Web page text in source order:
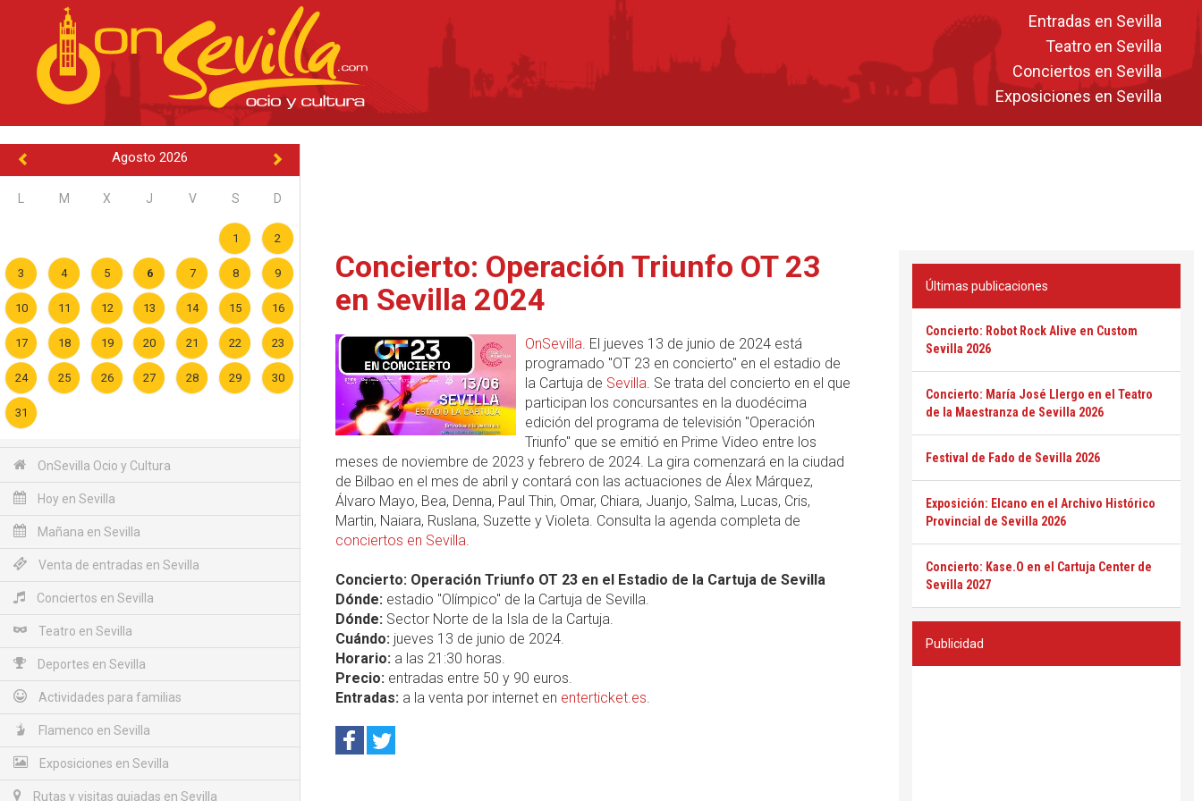
Entradas en Sevilla
Teatro en Sevilla
Conciertos en Sevilla
Exposiciones en Sevilla
Agosto 2026
M X J V S D
1 2
3 4 5 6 7 8 9
10 11 12 13 14 15 16
17 18 19 20 21 22 23
24 25 26 27 28 29 30
31
OnSevilla Ocio y Cultura
Hoy en Sevilla
Mañana en Sevilla
Venta de entradas en Sevilla
Conciertos en Sevilla
Teatro en Sevilla
Deportes en Sevilla
Actividades para familias
Flamenco en Sevilla
Exposiciones en Sevilla
Rutas y visitas guiadas en Sevilla
Concierto: Operación Triunfo OT 23
en Sevilla 2024
OnSevilla. El jueves 13 de junio de 2024 está
programado "OT 23 en concierto" en el estadio de
la Cartuja de Sevilla. Se trata del concierto en el que
participan los concursantes en la duodécima
edición del programa de televisión "Operación
Triunfo" que se emitió en Prime Video entre los
meses de noviembre de 2023 y febrero de 2024. La gira comenzará en la ciudad
de Bilbao en el mes de abril y contará con las actuaciones de Álex Márquez,
Álvaro Mayo, Bea, Denna, Paul Thin, Omar, Chiara, Juanjo, Salma, Lucas, Cris,
Martin, Naiara, Ruslana, Suzette y Violeta. Consulta la agenda completa de
conciertos en Sevilla.
Concierto: Operación Triunfo OT 23 en el Estadio de la Cartuja de Sevilla
Dónde: estadio "Olímpico" de la Cartuja de Sevilla.
Dónde: Sector Norte de la Isla de la Cartuja.
Cuándo: jueves 13 de junio de 2024.
Horario: a las 21:30 horas.
Precio: entradas entre 50 y 90 euros.
Entradas: a la venta por internet en enterticket.es.
Últimas publicaciones
Concierto: Robot Rock Alive en Custom
Sevilla 2026
Concierto: María José Llergo en el Teatro
de la Maestranza de Sevilla 2026
Festival de Fado de Sevilla 2026
Exposición: Elcano en el Archivo Histórico
Provincial de Sevilla 2026
Concierto: Kase.O en el Cartuja Center de
Sevilla 2027
Publicidad